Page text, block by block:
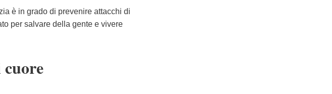
è in grado di prevenire attacchi di
per salvare della gente e vivere